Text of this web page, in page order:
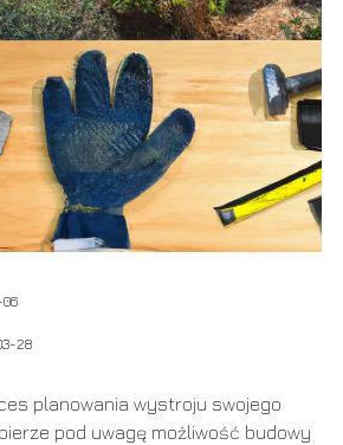
28
planowania wystroju swojego
pod uwagę możliwość budowy